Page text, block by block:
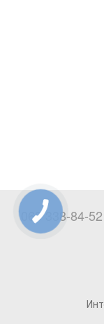
063 338-84-52